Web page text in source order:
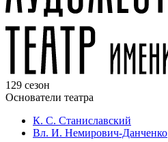
129 сезон
Основатели театра
К. С. Станиславский
Вл. И. Немирович-Данченко